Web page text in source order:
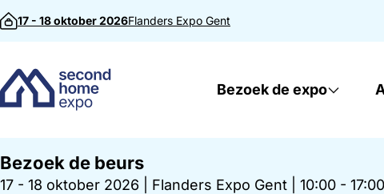
Direct naar inhoud
17 - 18 oktober 2026Flanders Expo Gent
Bezoek de expo
Bezoek de beurs
17 - 18 oktober 2026 Flanders Expo Gent 10:00 - 17:00